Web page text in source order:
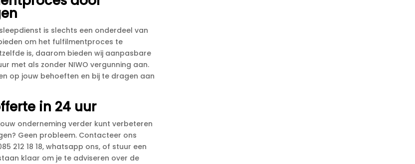
is slechts een onderdeel van
om het fulfilmentproces te
is, daarom bieden wij aanpasbare
met als zonder NIWO vergunning aan.​
op jouw behoeften en bij te dragen aan
in 24 uur
onderneming verder kunt verbeteren
Geen probleem.​ Contacteer ons
212 18 18, whatsapp ons, of stuur een
klaar om je te adviseren over de